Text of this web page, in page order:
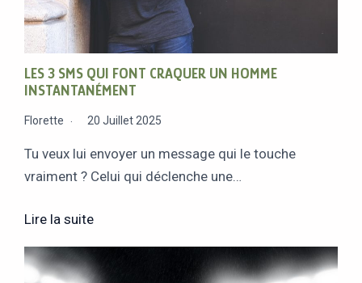
LES 3 SMS QUI FONT CRAQUER UN HOMME
INSTANTANÉMENT
Florette 20 Juillet 2025
Tu veux lui envoyer un message qui le touche
vraiment ? Celui qui déclenche une…
Lire la suite